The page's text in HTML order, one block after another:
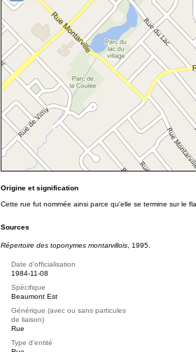
Origine et signification
Cette rue fut nommée ainsi parce qu'elle se termine sur le
Sources
Répertoire des toponymes montarvillois , 1995.
Date d'officialisation
1984-11-08
Spécifique
Beaumont Est
Générique (avec ou sans particules
de liaison)
Rue
Type d'entité